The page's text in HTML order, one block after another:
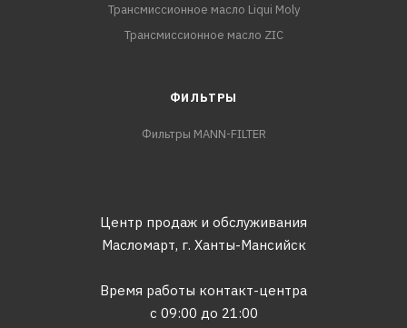
Трансмиссионное масло Liqui Moly
Трансмиссионное масло ZIC
ФИЛЬТРЫ
Фильтры MANN-FILTER
Центр продаж и обслуживания
Масломарт, г. Ханты-Мансийск
Время работы контакт-центра
с 09:00 до 21:00